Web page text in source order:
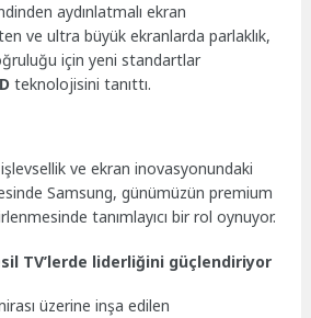
aydınlatmalı ekran
ve ultra büyük ekranlarda parlaklık,
için yeni standartlar
teknolojisini tanıttı.
ve ekran inovasyonundaki
Samsung, günümüzün premium
tanımlayıcı bir rol oynuyor.
TV’lerde liderliğini güçlendiriyor
üzerine inşa edilen